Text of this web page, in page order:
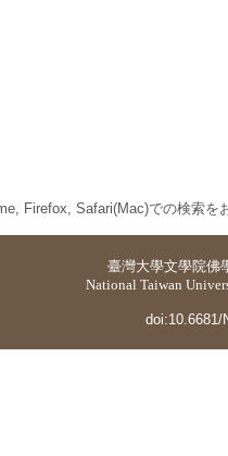
Firefox, Safari(Mac)での検索を
臺灣大學文學院佛
National Taiwan
doi:10.6681/